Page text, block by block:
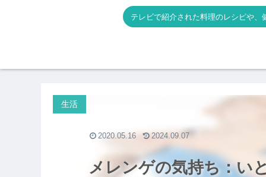
テレビで紹介された料理のレシピや、
メレンゲの気持ち：い
生活
2020.05.16 2024.09.07